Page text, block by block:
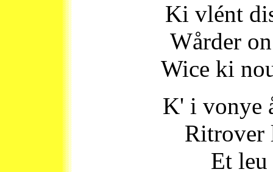
Ki vlént
Wårder
Wice ki
K' i vonye
Ritrover
Et